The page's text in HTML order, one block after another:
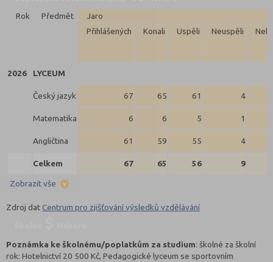
Rok
Předmět
Jaro
Přihlášených
Konali Uspěli Neuspěli
2026 LYCEUM
Český jazyk 67 65 61 4
Matematika 6 6 5 1
Angličtina 61 59 55 4
Celkem 67 65 56 9
Zobrazit vše
Zdroj datCentrum pro zjišťování výsledků vzdělávání
Poznámka ke školnému/poplatkům za studium: školné za školní
rok: Hotelnictví 20 500 Kč, Pedagogické lyceum se sportovním